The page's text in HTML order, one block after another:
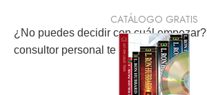
¿No puedes decidir con cuál empezar?
consultor personal te ayudará.
CATÁLOGO GRATIS